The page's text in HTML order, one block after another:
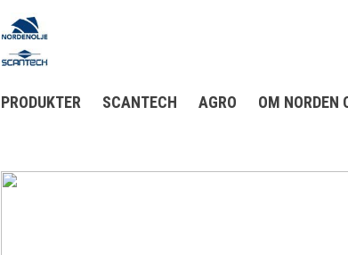
PRODUKTER SCANTECH AGRO OM NORDEN